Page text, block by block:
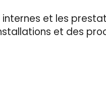
et les
et des